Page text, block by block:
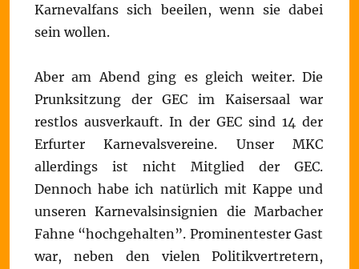
Karnevalfans sich beeilen, wenn sie dabei
sein wollen.
Aber am Abend ging es gleich weiter. Die
Prunksitzung der GEC im Kaisersaal war
restlos ausverkauft. In der GEC sind 14 der
Erfurter Karnevalsvereine. Unser MKC
allerdings ist nicht Mitglied der GEC.
Dennoch habe ich natürlich mit Kappe und
unseren Karnevalsinsignien die Marbacher
Fahne “hochgehalten”. Prominentester Gast
war, neben den vielen Politikvertretern,